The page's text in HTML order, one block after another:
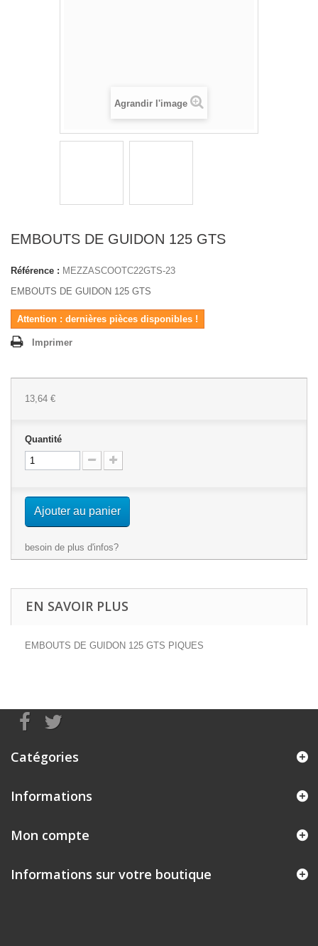
Agrandir l'image
EMBOUTS DE GUIDON 125 GTS
Référence : MEZZASCOOTC22GTS-23
EMBOUTS DE GUIDON 125 GTS
Attention : dernières pièces disponibles !
Imprimer
13,64 €
Quantité
Ajouter au panier
besoin de plus d'infos?
EN SAVOIR PLUS
EMBOUTS DE GUIDON 125 GTS PIQUES
Catégories
Informations
Mon compte
Informations sur votre boutique